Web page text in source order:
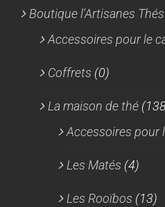
Boutique l'Artisanes
Accessoires pour le
Coffrets (0)
La maison de thé
Accessoires pour
Les Matés (4)
Les Rooïbos (13)